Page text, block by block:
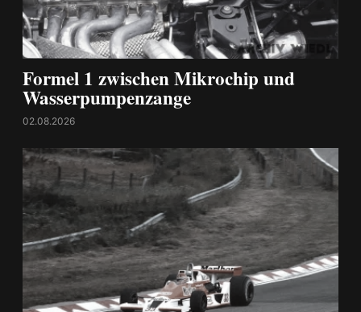
Formel 1 zwischen Mikrochip und
Wasserpumpenzange
02.08.2026